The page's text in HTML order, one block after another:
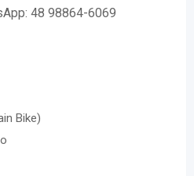
48 98864-6069
Bike)